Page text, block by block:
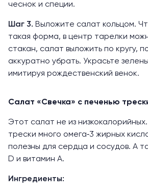
чеснок и специи.
Шаг 3. Выложите салат кольцом.
такая форма, в центр тарелки
стакан, салат выложить по кругу,
аккуратно убрать. Украсьте
имитируя рождественский венок.
Салат «Свечка» с печенью
Этот салат не из
трески много омега‑3 жирных
полезны для сердца и сосудов. А
D и витамин A.
Ингредиенты: